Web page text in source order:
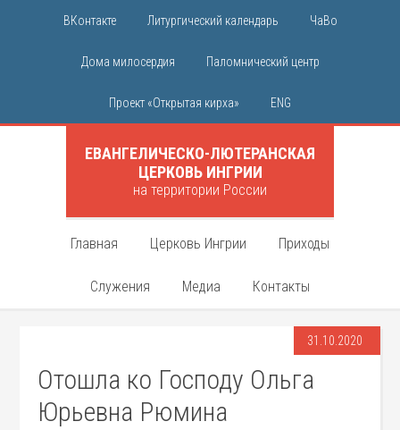
ВКонтакте Литургический календарь ЧаВо
Дома милосердия Паломнический центр
Проект «Открытая кирха» ENG
ЕВАНГЕЛИЧЕСКО-ЛЮТЕРАНСКАЯ
ЦЕРКОВЬ ИНГРИИ
на территории России
Главная Церковь Ингрии Приходы
Служения Медиа Контакты
31.10.2020
Отошла ко Господу Ольга
Юрьевна Рюмина